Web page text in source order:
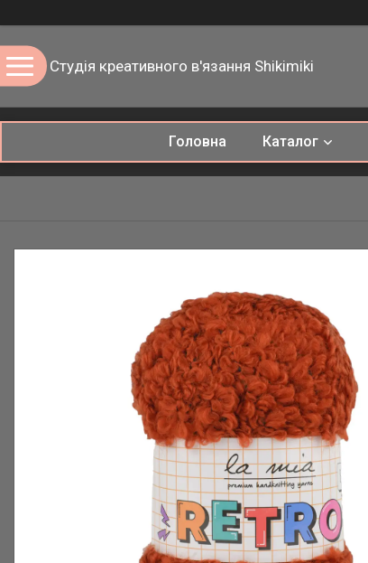
Студія креативного в'язання Shikimiki
Головна Каталог